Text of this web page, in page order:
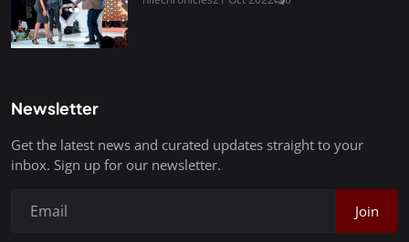
Newsletter
Get the latest news and curated updates straight to your
inbox. Sign up for our newsletter.
Join